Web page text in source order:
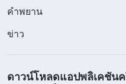
คำพยาน
ข่าว
ดาวน์โหลดแอปพลิเคชัน